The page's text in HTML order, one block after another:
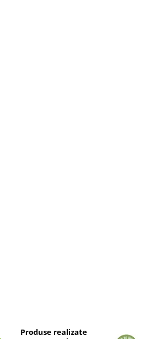
Produse realizate